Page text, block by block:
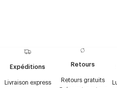
Expéditions
Livraison express
Retours
Retours gratuits